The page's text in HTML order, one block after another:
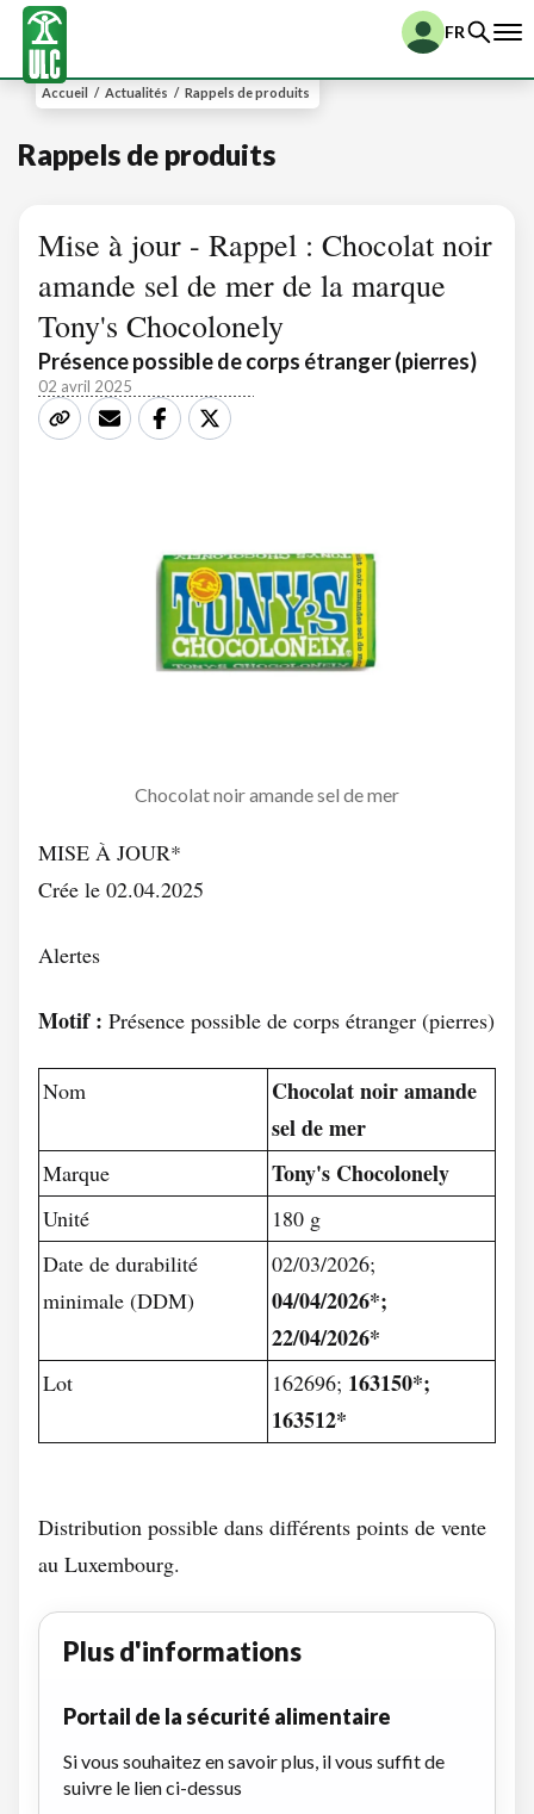
FR
Accueil / Actualités / Rappels de produits
Rappels de produits
Mise à jour - Rappel : Chocolat noir
amande sel de mer de la marque
Tony's Chocolonely
Présence possible de corps étranger (pierres)
02 avril 2025
Chocolat noir amande sel de mer
MISE À JOUR*
Crée le 02.04.2025
Alertes
Motif : Présence possible de corps étranger (pierres)
Nom
Chocolat noir amande
sel de mer
Marque Tony's Chocolonely
Unité
180 g
Date de durabilité
minimale (DDM)
02/03/2026;
04/04/2026*;
22/04/2026*
Lot 162696; 163150*;
163512*
Distribution possible dans différents points de vente
au Luxembourg.
Plus d'informations
Portail de la sécurité alimentaire
Si vous souhaitez en savoir plus, il vous suffit de
suivre le lien ci-dessus